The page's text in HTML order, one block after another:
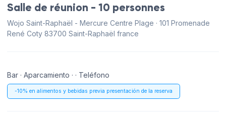
Salle de réunion - 10 personnes
Wojo Saint-Raphaël - Mercure Centre Plage · 101 Promenade
René Coty 83700 Saint-Raphaël france
Bar · Aparcamiento · · Teléfono
-10% en alimentos y bebidas previa presentación de la reserva